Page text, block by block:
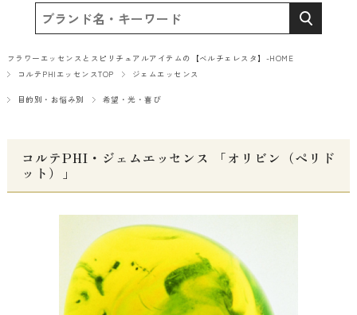
フラワーエッセンスとスピリチュアルアイテムの【ベルチェレスタ】-HOME
コルテPHIエッセンスTOP
ジェムエッセンス
目的別・お悩み別 希望・光・喜び
コルテPHI・ジェムエッセンス 「オリビン（ペリド
ット）」